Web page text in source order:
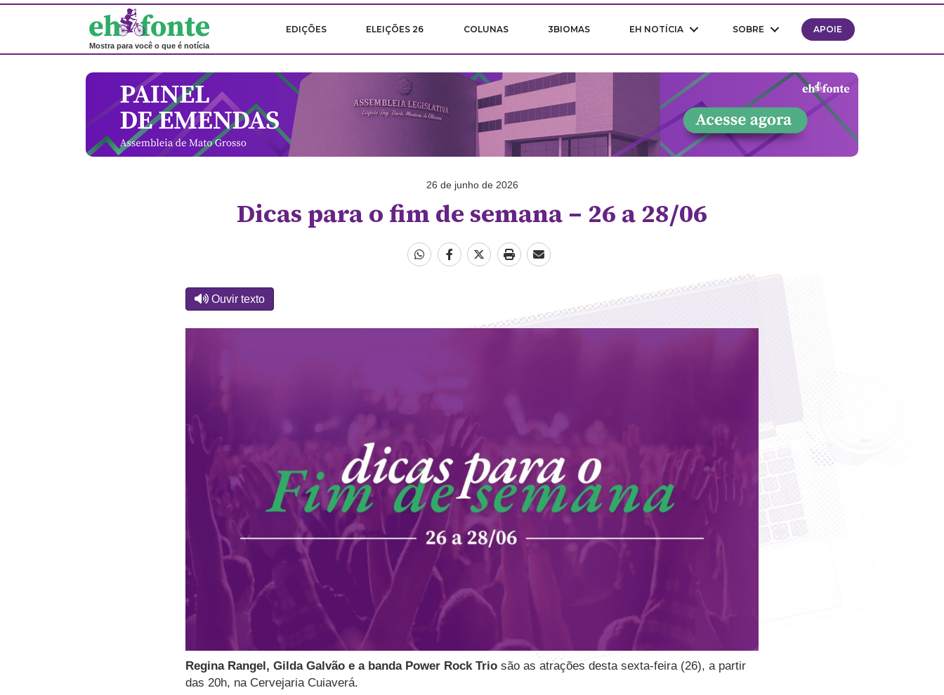
Mostra para você o que é notícia
EDIÇÕES ELEIÇÕES 26 COLUNAS 3BIOMAS EH NOTÍCIA SOBRE APOIE
26 de junho de 2026
Dicas para o fim de semana – 26 a 28/06
Ouvir texto
Regina Rangel, Gilda Galvão e a banda Power Rock Trio são as atrações desta sexta-feira (26), a partir
das 20h, na Cervejaria Cuiaverá.